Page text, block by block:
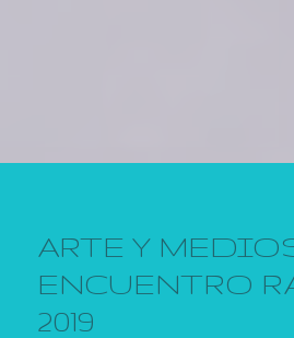
ARTE Y
ENCUENTRO
2019